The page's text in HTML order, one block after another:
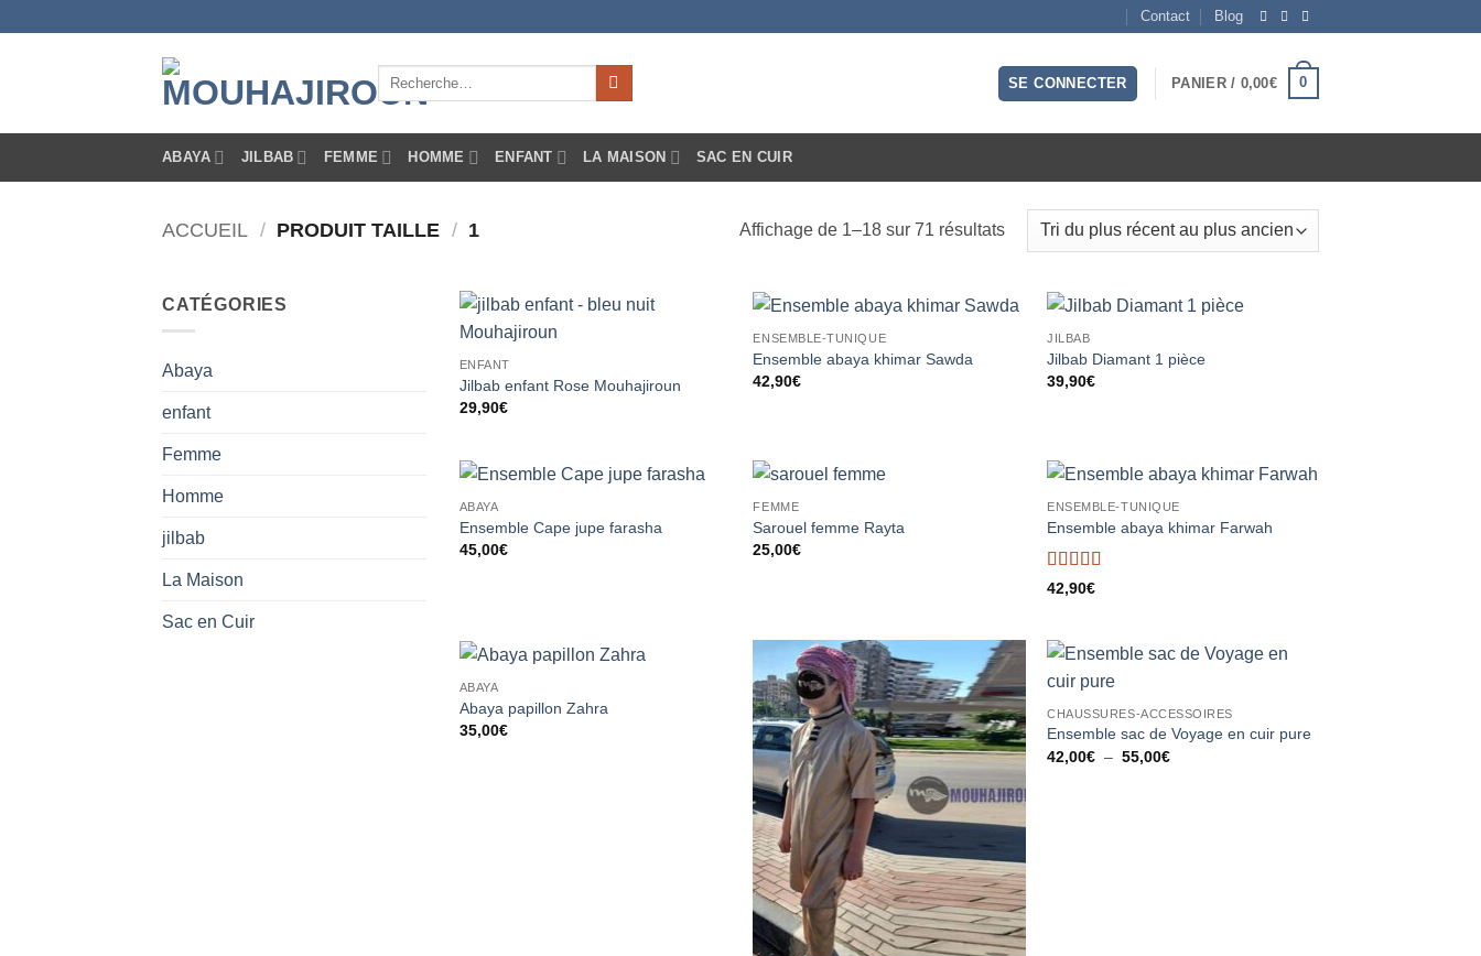
Contact Blog
Recherche
SE CONNECTER PANIER / 0,00€ 0
ABAYA JILBAB FEMME HOMME ENFANT LA MAISON SAC EN CUIR
ACCUEIL / PRODUIT TAILLE / 1 Affichage de 1–18 sur 71 résultatsTrié
récent
CATÉGORIES
Abaya
enfant
Femme
Homme
jilbab
La Maison
Sac en Cuir
d’envies
ENFANT
Jilbab enfant Rose Mouhajiroun
29,90€
Ajouter
à la liste
ENSEMBLE-TUNIQUE
Ensemble abaya khimar Sawda
42,90€
JILBAB
Jilbab Diamant 1 pièce
39,90€
ABAYA
Ensemble Cape jupe farasha
45,00€
FEMME
Sarouel femme Rayta
25,00€
Ajouter
à la liste
ENSEMBLE-TUNIQUE
Ensemble abaya khimar Farwah
Note4.67
42,90€
ABAYA
Abaya papillon Zahra
35,00€
Ajouter
à la liste
d’envies
d’envies
CHAUSSURES-ACCESSOIRES
Ensemble sac de Voyage en cuir pure
42,00€ – 55,00€Plage